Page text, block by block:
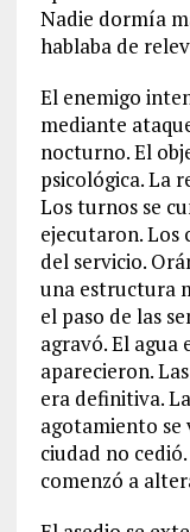
Nadie dormía
hablaba de
El enemigo
mediante
nocturno. El
psicológica. La
Los turnos se
ejecutaron. Los
del servicio.
una estructura
el paso de las
agravó. El agua
aparecieron.
era definitiva.
agotamiento se
ciudad no
comenzó a